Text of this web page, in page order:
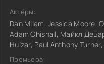
Актёры:
Dan Milam, Jessica Moore,
Adam Chisnall, Майкл
Huizar, Paul Anthony
Премьера: